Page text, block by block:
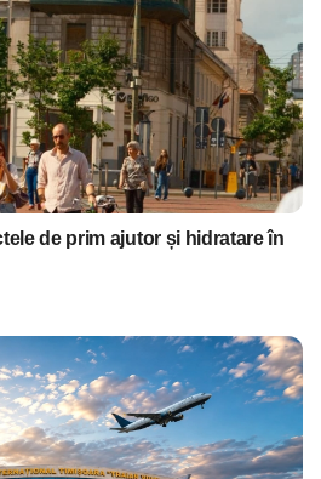
de prim ajutor și hidratare în